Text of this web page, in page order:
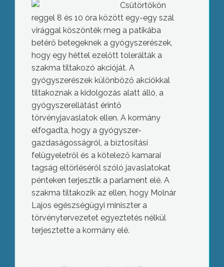
Csütörtökön
reggel 8 és 10 óra között egy-egy szál
virággal köszönték meg a patikába
betérő betegeknek a gyógyszerészek,
hogy egy héttel ezelőtt tolerálták a
szakma tiltakozó akcióját. A
gyógyszerészek különböző akciókkal
tiltakoznak a kidolgozás alatt álló, a
gyógyszerellátást érintő
törvényjavaslatok ellen. A kormány
elfogadta, hogy a gyógyszer-
gazdaságosságról, a biztosítási
felügyeletről és a kötelező kamarai
tagság eltörléséről szóló javaslatokat
pénteken terjesztik a parlament elé. A
szakma tiltakozik az ellen, hogy Molnár
Lajos egészségügyi miniszter a
törvénytervezetet egyeztetés nélkül
terjesztette a kormány elé.